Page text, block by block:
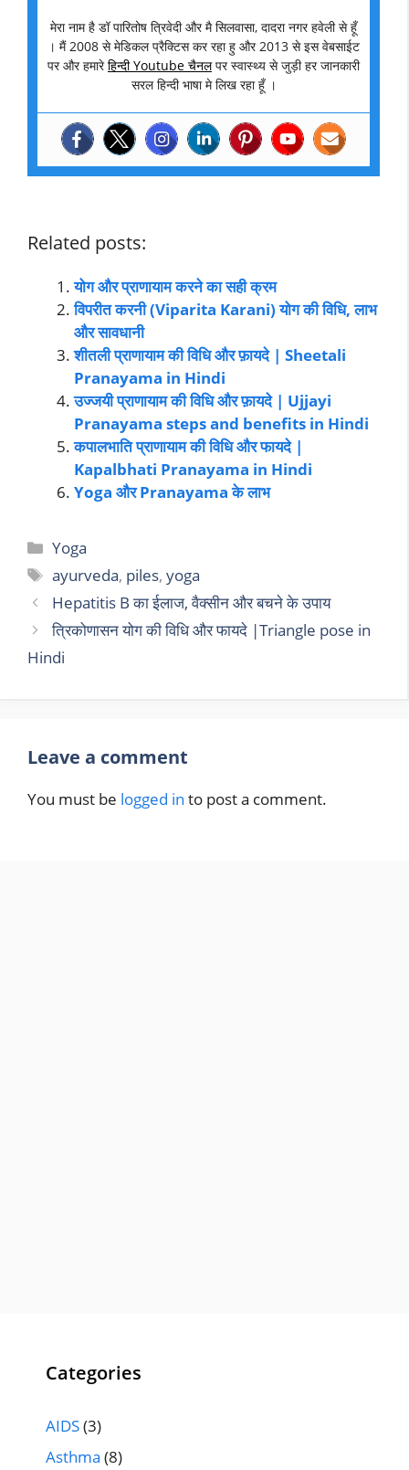
मेरा नाम है डॉ पारितोष त्रिवेदी और मै सिलवासा, दादरा नगर हवेली से हूँ
। मैं 2008 से मेडिकल प्रैक्टिस कर रहा हु और 2013 से इस वेबसाईट
पर और हमारेहिन्दी Youtube चैनलपर स्वास्थ्य से जुड़ी हर जानकारी
सरल हिन्दी भाषा मे लिख रहा हूँ ।
Related posts:
योग और प्राणायाम करने का सही क्रम
विपरीत करनी (Viparita Karani) योग की विधि, लाभ
और सावधानी
शीतली प्राणायाम की विधि और फ़ायदे | Sheetali
Pranayama in Hindi
उज्जयी प्राणायाम की विधि और फ़ायदे | Ujjayi
Pranayama steps and benefits in Hindi
कपालभाति प्राणायाम की विधि और फायदे |
Kapalbhati Pranayama in Hindi
Yoga और Pranayama के लाभ
Yoga
ayurveda, piles,yoga
Hepatitis B का ईलाज, वैक्सीन और बचने के उपाय
त्रिकोणासन योग की विधि और फायदे |Triangle pose in
Hindi
Leave a comment
You must be logged in to post a comment.
Categories
AIDS(3)
Asthma (8)